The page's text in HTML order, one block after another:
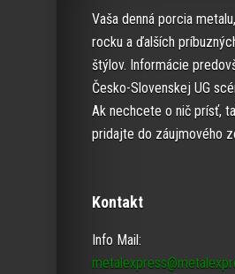
Vaša denná porcia
rocku a ďalších
štýlov. Informácie
Česko-Slovenskej UG
Ak nechcete o nič prísť,
pridajte do záujmového
Kontakt
Info Mail: